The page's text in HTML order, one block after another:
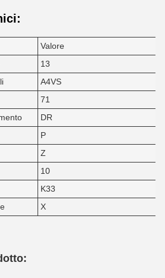
Valore
13
A4VS
71
DR
P
Z
10
K33
X